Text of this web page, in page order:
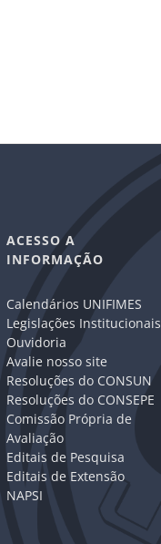
ACESSO A
INFORMAÇÃO
Calendários UNIFIMES
Legislações Institucionais
Ouvidoria
Avalie nosso site
Resoluções do CONSUN
Resoluções do CONSEPE
Comissão Própria de
Avaliação
Editais de Pesquisa
Editais de Extensão
NAPSI